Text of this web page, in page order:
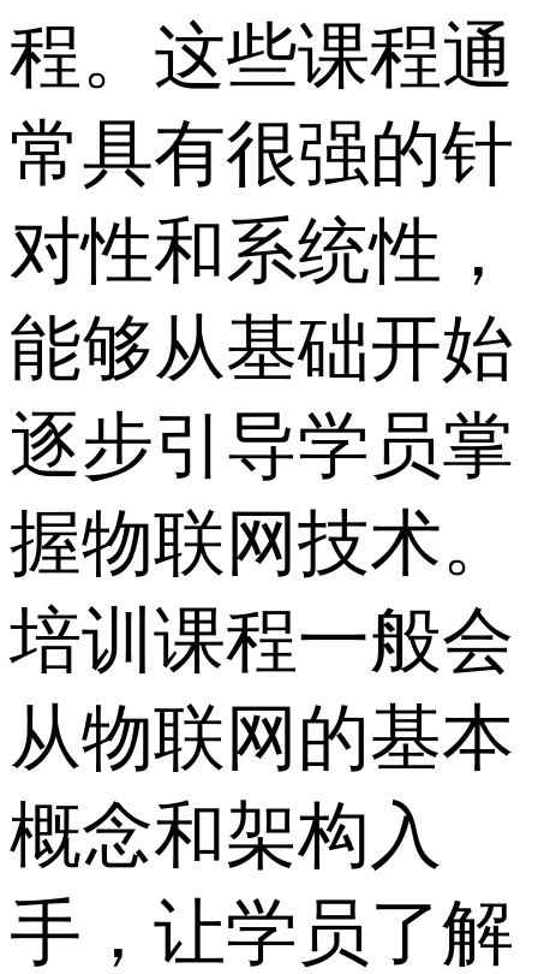
程。这些课程通
常具有很强的针
对性和系统性，
能够从基础开始
逐步引导学员掌
握物联网技术。
培训课程一般会
从物联网的基本
概念和架构入
手，让学员了解